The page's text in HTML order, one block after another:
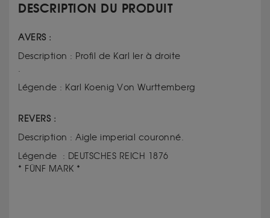
DESCRIPTION DU PRODUIT
AVERS :
Description : Profil de Karl Ier à droite
.
Légende : Karl Koenig Von Wurttemberg
REVERS :
Description : Aigle imperial couronné.
Légende : DEUTSCHES REICH 1876
* FÜNF MARK *